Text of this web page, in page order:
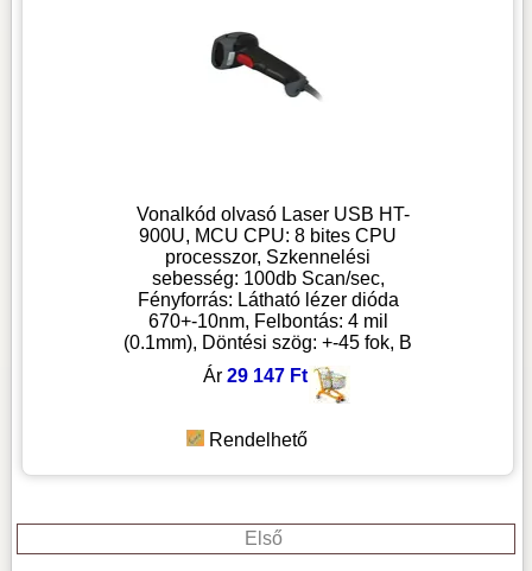
Vonalkód olvasó Laser USB HT-
900U, MCU CPU: 8 bites CPU
processzor, Szkennelési
sebesség: 100db Scan/sec,
Fényforrás: Látható lézer dióda
670+-10nm, Felbontás: 4 mil
(0.1mm), Döntési szög: +-45 fok, B
Ár 29 147 Ft
Rendelhető
Első